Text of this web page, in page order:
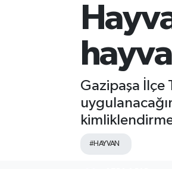
Gazipaşa İlçe
#HAYVAN
Kültür-Sanat
Özel haberler